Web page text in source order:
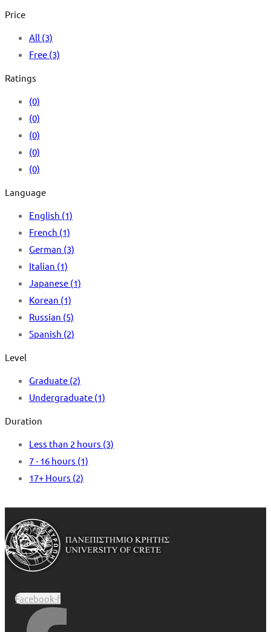
Price
All (3)
Free (3)
Ratings
(0)
(0)
(0)
(0)
(0)
Language
English (1)
French (1)
German (3)
Italian (1)
Japanese (1)
Korean (1)
Russian (5)
Spanish (2)
Level
Graduate (2)
Undergraduate (1)
Duration
Less than 2 hours (3)
7 - 16 hours (1)
17+ Hours (2)
Facebook-f